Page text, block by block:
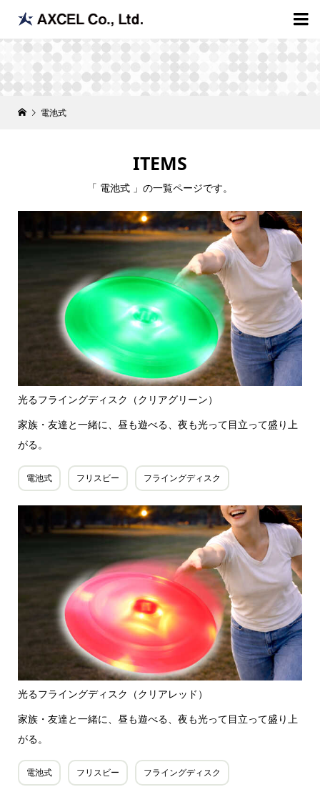

電池式
ITEMS
「 電池式 」の一覧ページです。
光るフライングディスク（クリアグリーン）
家族・友達と一緒に、昼も遊べる、夜も光って目立って盛り上
がる。
電池式 フリスビー フライングディスク
光るフライングディスク（クリアレッド）
家族・友達と一緒に、昼も遊べる、夜も光って目立って盛り上
がる。
電池式 フリスビー フライングディスク